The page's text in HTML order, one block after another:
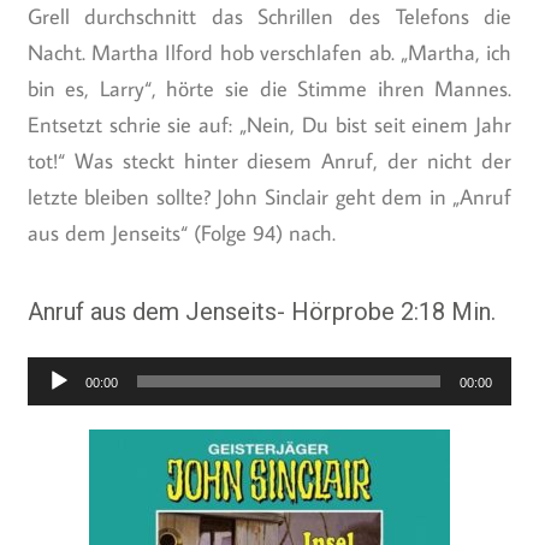
Grell durchschnitt das Schrillen des Telefons die
Nacht. Martha Ilford hob verschlafen ab. „Martha, ich
bin es, Larry“, hörte sie die Stimme ihren Mannes.
Entsetzt schrie sie auf: „Nein, Du bist seit einem Jahr
tot!“ Was steckt hinter diesem Anruf, der nicht der
letzte bleiben sollte? John Sinclair geht dem in „Anruf
aus dem Jenseits“ (Folge 94) nach.
Anruf aus dem Jenseits- Hörprobe 2:18 Min.
Audio-
Player
00:00 00:00